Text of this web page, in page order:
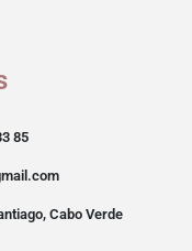
85
Cabo Verde